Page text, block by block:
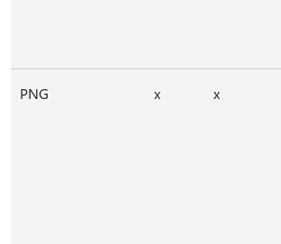
PNG x x